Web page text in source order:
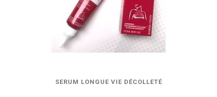
SERUM LONGUE VIE DÉCOLLETÉ